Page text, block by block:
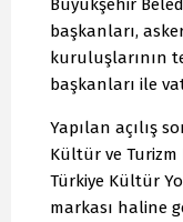
başkanları,
kuruluşlarının
başkanları ile
Yapılan açılış
Kültür ve Turizm
Türkiye Kültür
markası haline